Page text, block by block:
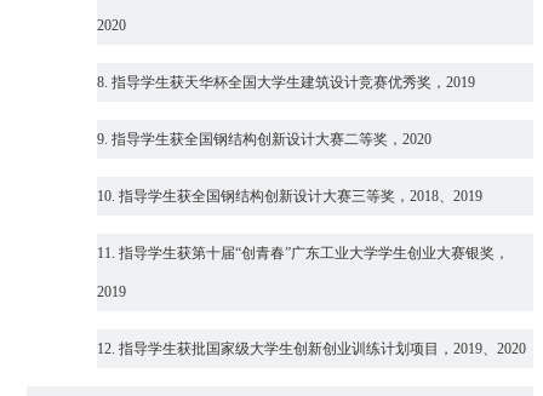
2020
8.指导学生获天华杯全国大学生建筑设计竞赛优秀奖，2019
9.指导学生获全国钢结构创新设计大赛二等奖，2020
10.指导学生获全国钢结构创新设计大赛三等奖，2018、2019
11.指导学生获第十届“创青春”广东工业大学学生创业大赛银奖，
2019
12.指导学生获批国家级大学生创新创业训练计划项目，2019、2020